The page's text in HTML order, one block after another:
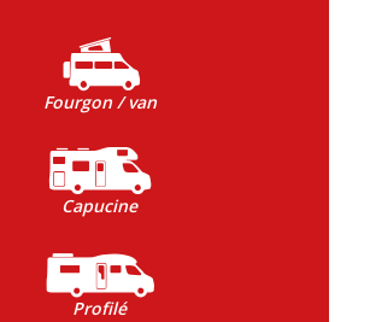
Fourgon / van
Capucine
Profilé